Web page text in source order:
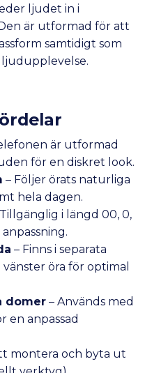
ljudet in i
är utformad för att
samtidigt som
är utformad
för en diskret look.
– Följer örats naturliga
hela dagen.
i längd 00, 0,
– Finns i separata
öra för optimal
domer – Används med
en anpassad
montera och byta ut